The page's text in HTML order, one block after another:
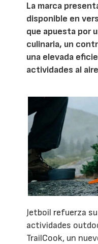
La marca
disponible en
que apuesta por
culinaria, un
una elevada
actividades al
Jetboil refuerza
actividades
TrailCook, un